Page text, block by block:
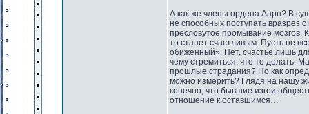
А как же члены ордена Аарн? В
не способных поступать вразрез
пресловутое промывание мозгов.
то станет счастливым. Пусть не
обиженный». Нет, счастье лишь
чему стремиться, что то делать.
прошлые страдания? Но как
можно измерить? Глядя на нашу
конечно, что бывшие изгои
отношение к оставшимся…